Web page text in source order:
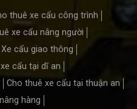
thuê xe cẩu công trình
xe cẩu nâng người
Xe cẩu giao thông
cẩu tại dĩ an
Cho thuê xe cẩu tại thuận an
hàng